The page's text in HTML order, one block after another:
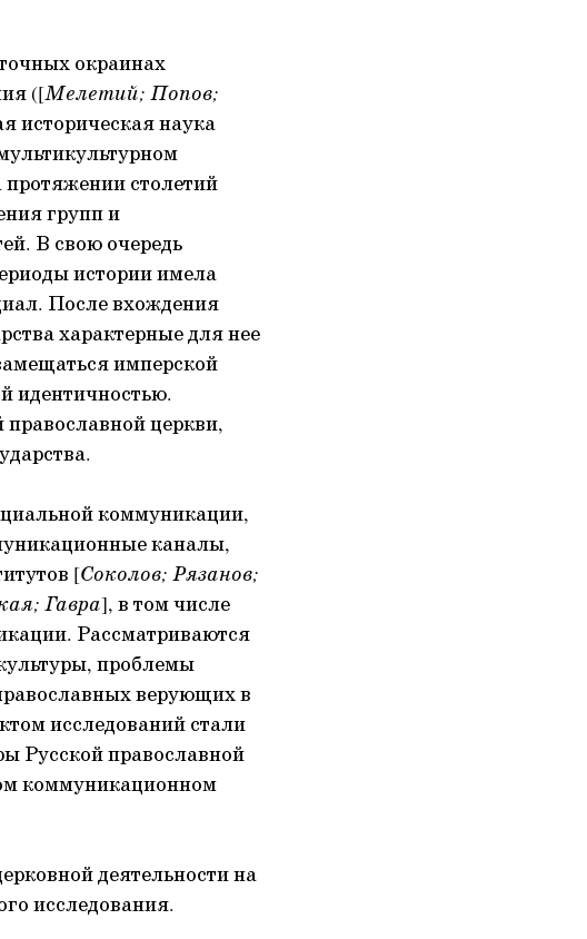
окраинах
([Мелетий; Попов;
историческая наука
протяжении столетий
групп и
В свою очередь
истории имела
После вхождения
характерные для нее
имперской
идентичностью.
православной церкви,
коммуникации,
каналы,
[Соколов; Рязанов;
Гавра], в том числе
Рассматриваются
проблемы
верующих в
исследований стали
Русской православной
коммуникационном
деятельности на
исследования.